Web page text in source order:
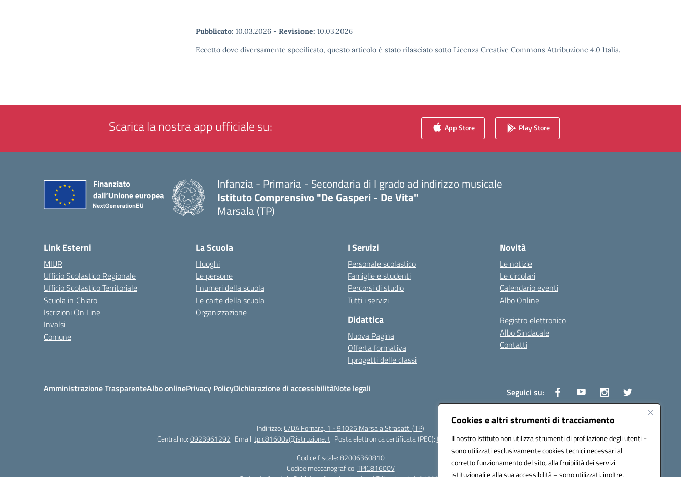
Cookies e altri strumenti di tracciamento
Il nostro Istituto non utilizza strumenti di profilazione degli utenti -
sono utilizzati esclusivamente cookies tecnici necessari al
corretto funzionamento del sito, alla fruibilità dei servizi
istituzionali e alla sua accessibilità – sono utilizzati, inoltre,
Pubblicato: 10.03.2026 - Revisione: 10.03.2026
Eccetto dove diversamente specificato, questo articolo è stato rilasciato sotto Licenza Creative Commons Attribuzione 4.0 Italia.
Scarica la nostra app ufficiale su: App Store Play Store
Infanzia - Primaria - Secondaria di I grado ad indirizzo musicale
Istituto Comprensivo "De Gasperi - De Vita"
Marsala (TP)
Link Esterni
MIUR
Ufficio Scolastico Regionale
Ufficio Scolastico Territoriale
Scuola in Chiaro
Iscrizioni On Line
Invalsi
Comune
La Scuola
I luoghi
Le persone
I numeri della scuola
Le carte della scuola
Organizzazione
I Servizi
Personale scolastico
Famiglie e studenti
Percorsi di studio
Tutti i servizi
Didattica
Nuova Pagina
Offerta formativa
I progetti delle classi
Novità
Le notizie
Le circolari
Calendario eventi
Albo Online
Registro elettronico
Albo Sindacale
Contatti
Amministrazione TrasparenteAlbo onlinePrivacy PolicyDichiarazione di accessibilitàNote legali Seguici su:
Indirizzo: C/DA Fornara, 1 - 91025 Marsala Strasatti (TP)
Centralino:0923961292 Email:tpic81600v@istruzione.it Posta elettronica certificata (PEC):tpic81600v@pec.istruzione.it
Codice fiscale: 82006360810
Codice meccanografico:TPIC81600V